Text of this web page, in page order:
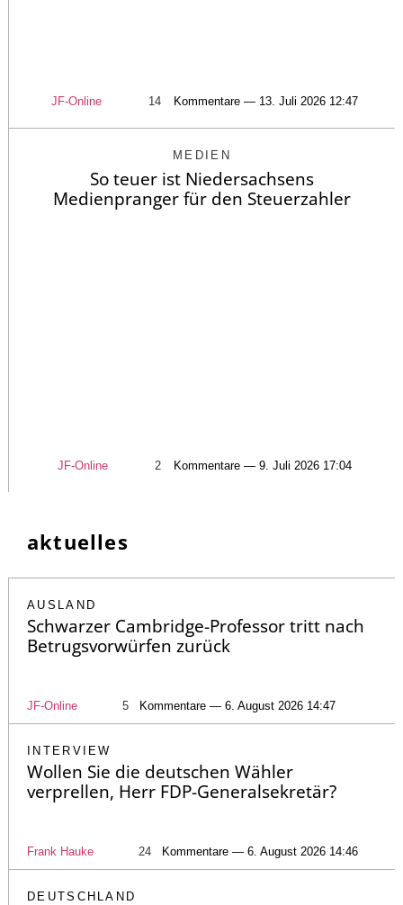
JF-Online 14 Kommentare — 13. Juli 2026 12:47
MEDIEN
So teuer ist Niedersachsens
Medienpranger für den Steuerzahler
JF-Online 2 Kommentare — 9. Juli 2026 17:04
aktuelles
AUSLAND
Schwarzer Cambridge-Professor tritt nach
Betrugsvorwürfen zurück
JF-Online 5 Kommentare — 6. August 2026 14:47
INTERVIEW
Wollen Sie die deutschen Wähler
verprellen, Herr FDP-Generalsekretär?
Frank Hauke 24 Kommentare — 6. August 2026 14:46
DEUTSCHLAND